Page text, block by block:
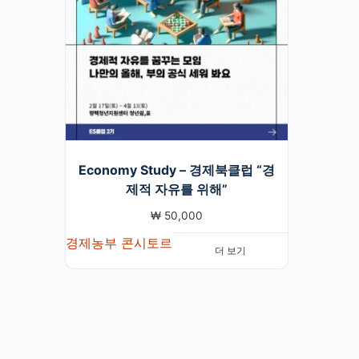
Economy Study – 경제북클럽 “경
제적 자유를 위해”
₩ 50,000
경제농부 콘시토르 더 보기